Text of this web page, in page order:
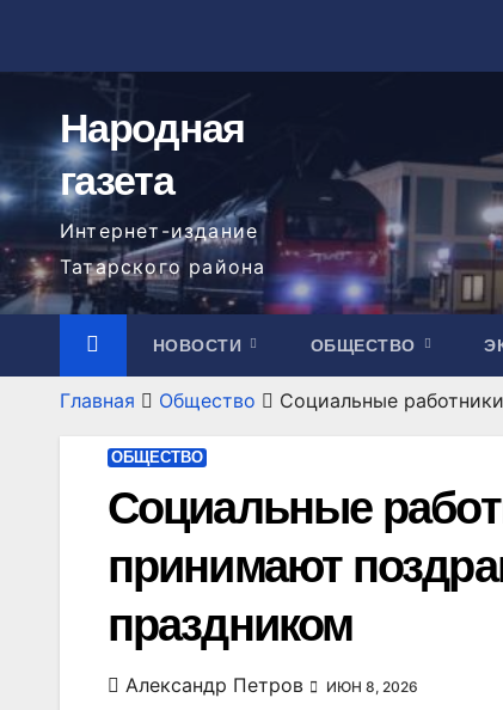
содержимому
Народная
газета
Интернет-издание
Татарского района
НОВОСТИ ОБЩЕСТВО
Главная Общество Социальные
ОБЩЕСТВО
Социальные
принимают
праздником
Александр Петров ИЮН 8, 2026